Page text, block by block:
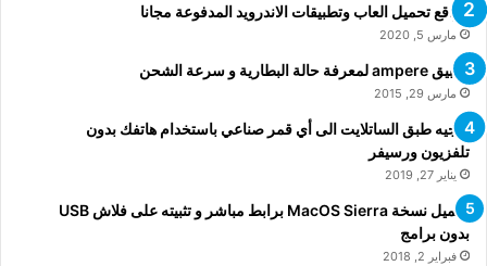
مواقع تحميل العاب وتطبيقات الاندرويد المدفوعة مجانا
مارس 5, 2020
تطبيق ampere لمعرفة حالة البطارية و سرعة الشحن
مارس 29, 2015
توجيه طبق الساتلايت الى أي قمر صناعي باستخدام هاتفك بدون
تلفزيون ورسيفر
يناير 27, 2019
تحميل نسخة MacOS Sierra برابط مباشر و تثبيته على فلاش USB
بدون برامج
فبراير 2, 2018